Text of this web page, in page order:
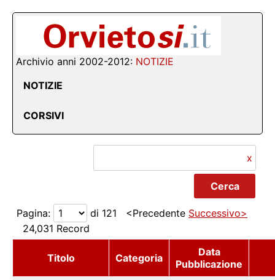
Archivio anni 2002-2012: NOTIZIE
NOTIZIE
CORSIVI
x
Pagina: di 121 <Precedente Successivo>
24,031 Record
Titolo Categoria
Data
Pubblicazione